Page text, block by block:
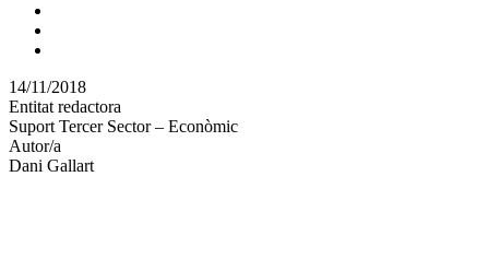
Comparteix
altres
xarxes
socials
14/11/2018
Entitat redactora
Suport Tercer Sector – Econòmic
Autor/a
Dani Gallart